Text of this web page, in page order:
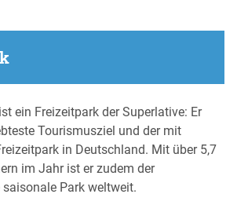
ein Freizeitpark der Superlative: Er
Tourismusziel und der mit
in Deutschland. Mit über 5,7
im Jahr ist er zudem der
Park weltweit.